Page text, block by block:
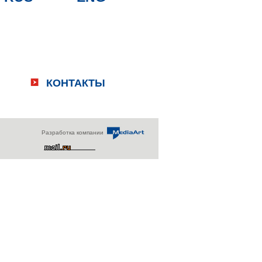
КОНТАКТЫ
Разработка компании